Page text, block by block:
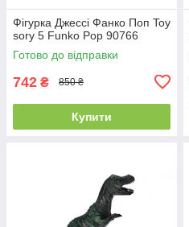
Фігурка Джессі Фанко Поп Toy
sory 5 Funko Pop 90766
Готово до відправки
742 ₴ 850 ₴
Купити